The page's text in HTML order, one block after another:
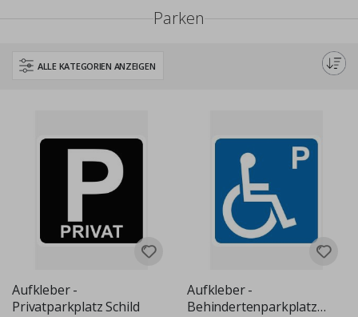
Parken
ALLE KATEGORIEN ANZEIGEN
Aufkleber -
Privatparkplatz Schild
Aufkleber -
Behindertenparkplatzschild